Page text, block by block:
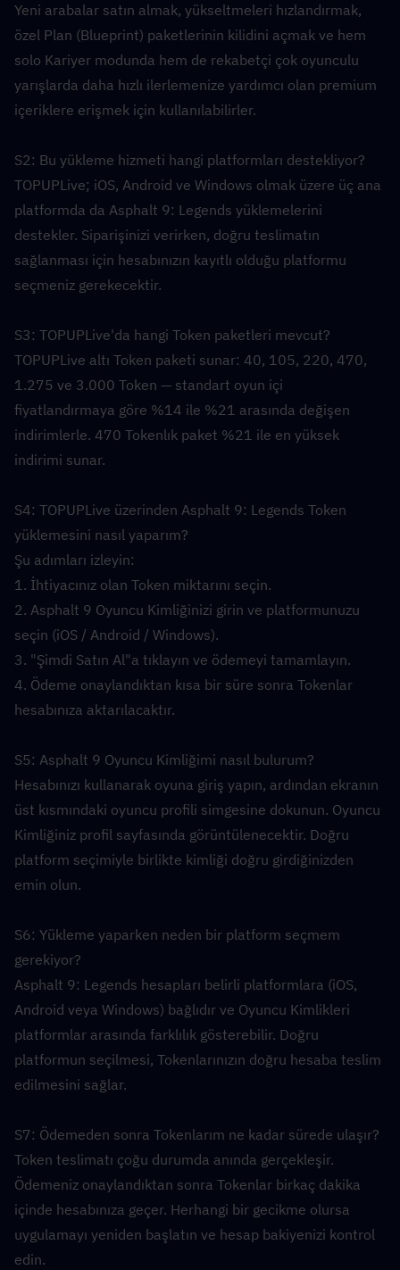
Yeni arabalar satın almak, yükseltmeleri hızlandırmak,
özel Plan (Blueprint) paketlerinin kilidini açmak ve hem
solo Kariyer modunda hem de rekabetçi çok oyunculu
yarışlarda daha hızlı ilerlemenize yardımcı olan premium
içeriklere erişmek için kullanılabilirler.
S2: Bu yükleme hizmeti hangi platformları destekliyor?
TOPUPLive; iOS, Android ve Windows olmak üzere üç ana
platformda da Asphalt 9: Legends yüklemelerini
destekler. Siparişinizi verirken, doğru teslimatın
sağlanması için hesabınızın kayıtlı olduğu platformu
seçmeniz gerekecektir.
S3: TOPUPLive'da hangi Token paketleri mevcut?
TOPUPLive altı Token paketi sunar: 40, 105, 220, 470,
1.275 ve 3.000 Token — standart oyun içi
fiyatlandırmaya göre %14 ile %21 arasında değişen
indirimlerle. 470 Tokenlık paket %21 ile en yüksek
indirimi sunar.
S4: TOPUPLive üzerinden Asphalt 9: Legends Token
yüklemesini nasıl yaparım?
Şu adımları izleyin:
1. İhtiyacınız olan Token miktarını seçin.
2. Asphalt 9 Oyuncu Kimliğinizi girin ve platformunuzu
seçin (iOS / Android / Windows).
3. "Şimdi Satın Al"a tıklayın ve ödemeyi tamamlayın.
4. Ödeme onaylandıktan kısa bir süre sonra Tokenlar
hesabınıza aktarılacaktır.
S5: Asphalt 9 Oyuncu Kimliğimi nasıl bulurum?
Hesabınızı kullanarak oyuna giriş yapın, ardından ekranın
üst kısmındaki oyuncu profili simgesine dokunun. Oyuncu
Kimliğiniz profil sayfasında görüntülenecektir. Doğru
platform seçimiyle birlikte kimliği doğru girdiğinizden
emin olun.
S6: Yükleme yaparken neden bir platform seçmem
gerekiyor?
Asphalt 9: Legends hesapları belirli platformlara (iOS,
Android veya Windows) bağlıdır ve Oyuncu Kimlikleri
platformlar arasında farklılık gösterebilir. Doğru
platformun seçilmesi, Tokenlarınızın doğru hesaba teslim
edilmesini sağlar.
Token teslimatı çoğu durumda anında gerçekleşir.
Ödemeniz onaylandıktan sonra Tokenlar birkaç dakika
içinde hesabınıza geçer. Herhangi bir gecikme olursa
uygulamayı yeniden başlatın ve hesap bakiyenizi kontrol
edin.